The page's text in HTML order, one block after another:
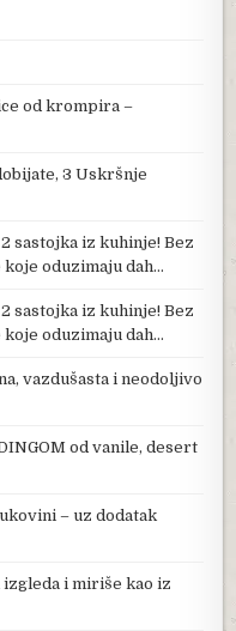
od krompira –
3 Uskršnje
sastojka iz kuhinje! Bez
oduzimaju dah…
sastojka iz kuhinje! Bez
oduzimaju dah…
vazdušasta i neodoljivo
od vanile, desert
– uz dodatak
izgleda i miriše kao iz